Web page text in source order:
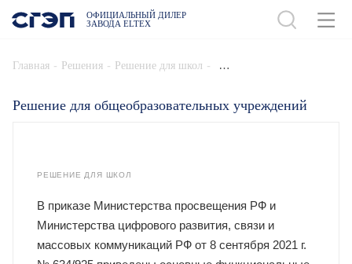
ОФИЦИАЛЬНЫЙ ДИЛЕР
ЗАВОДА ELTEX
Главная - Решения - Решение для школ -
Решение для общеобразовательных учреждений
РЕШЕНИЕ ДЛЯ ШКОЛ
В приказе Министерства просвещения РФ и
Министерства цифрового развития, связи и
массовых коммуникаций РФ от 8 сентября 2021 г.